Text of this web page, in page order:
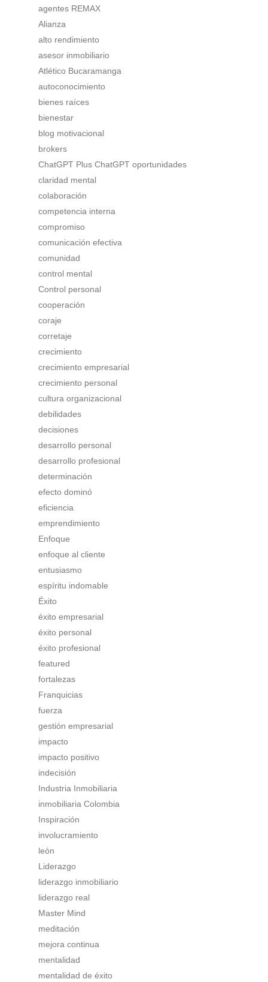
agentes REMAX
Alianza
alto rendimiento
asesor inmobiliario
Atlético Bucaramanga
autoconocimiento
bienes raíces
bienestar
blog motivacional
brokers
ChatGPT Plus ChatGPT oportunidades
claridad mental
colaboración
competencia interna
compromiso
comunicación efectiva
comunidad
control mental
Control personal
cooperación
coraje
corretaje
crecimiento
crecimiento empresarial
crecimiento personal
cultura organizacional
debilidades
decisiones
desarrollo personal
desarrollo profesional
determinación
efecto dominó
eficiencia
emprendimiento
Enfoque
enfoque al cliente
entusiasmo
espíritu indomable
Éxito
éxito empresarial
éxito personal
éxito profesional
featured
fortalezas
Franquicias
fuerza
gestión empresarial
impacto
impacto positivo
indecisión
Industria Inmobiliaria
inmobiliaria Colombia
Inspiración
involucramiento
león
Liderazgo
liderazgo inmobiliario
liderazgo real
Master Mind
meditación
mejora continua
mentalidad
mentalidad de éxito